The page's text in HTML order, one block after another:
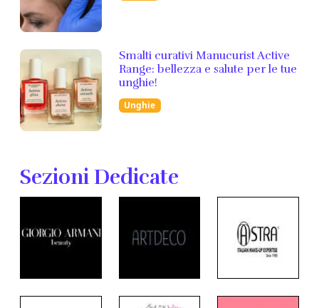
Smalti curativi Manucurist Active
Range: bellezza e salute per le tue
unghie!
Unghie
Sezioni Dedicate